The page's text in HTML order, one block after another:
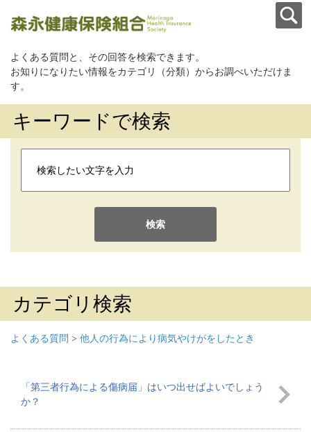
よくある質問と、その回答を検索できます。
お知りになりたい情報をカテゴリ（分類）からお調べいただけま
す。
キーワードで検索
検索
カテゴリ検索
よくある質問 > 他人の行為により病気やけがをしたとき
「第三者行為による傷病届」はいつ出せばよいでしょう
か？